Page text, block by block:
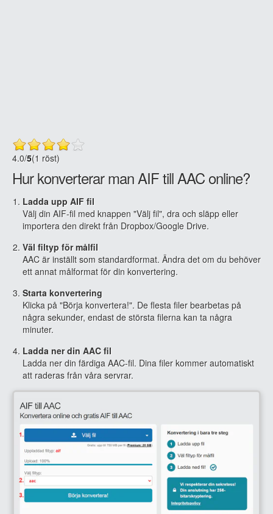
4.0/5(1 röst)
Hur konverterar man AIF till AAC online?
Ladda upp AIF fil
Välj din AIF-fil med knappen "Välj fil", dra och släpp eller
importera den direkt från Dropbox/Google Drive.
Väl filtyp för målfil
AAC är inställt som standardformat. Ändra det om du behöver
ett annat målformat för din konvertering.
Starta konvertering
Klicka på "Börja konvertera!". De flesta filer bearbetas på
några sekunder, endast de största filerna kan ta några
minuter.
Ladda ner din AAC fil
Ladda ner din färdiga AAC-fil. Dina filer kommer automatiskt
att raderas från våra servrar.